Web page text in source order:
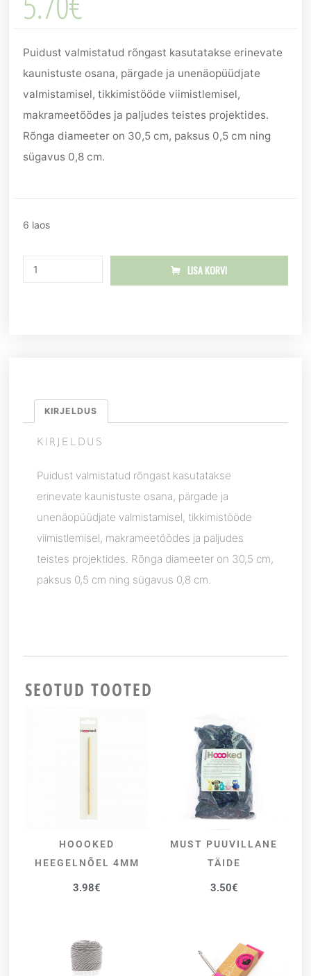
Puidust valmistatud rõngast kasutatakse erinevate
kaunistuste osana, pärgade ja unenäopüüdjate
valmistamisel, tikkimistööde viimistlemisel,
makrameetöödes ja paljudes teistes projektides.
Rõnga diameeter on 30,5 cm, paksus 0,5 cm ning
sügavus 0,8 cm.
6 laos
LISA KORVI
KIRJELDUS
KIRJELDUS
Puidust valmistatud rõngast kasutatakse
erinevate kaunistuste osana, pärgade ja
unenäopüüdjate valmistamisel, tikkimistööde
viimistlemisel, makrameetöödes ja paljudes
teistes projektides. Rõnga diameeter on 30,5 cm,
paksus 0,5 cm ning sügavus 0,8 cm.
SEOTUD TOOTED
LISA KORVI
HOOOKED
HEEGELNÕEL 4MM
3.98€
LISA KORVI
MUST PUUVILLANE
TÄIDE
3.50€